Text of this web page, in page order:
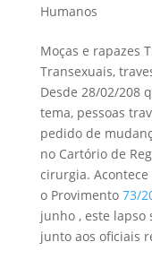
Humanos
Moças e rapazes
Transexuais,
Desde 28/02/208
tema, pessoas
pedido de
no Cartório de
cirurgia. Acontece
o Provimento 73/
junho , este lapso
junto aos oficiais